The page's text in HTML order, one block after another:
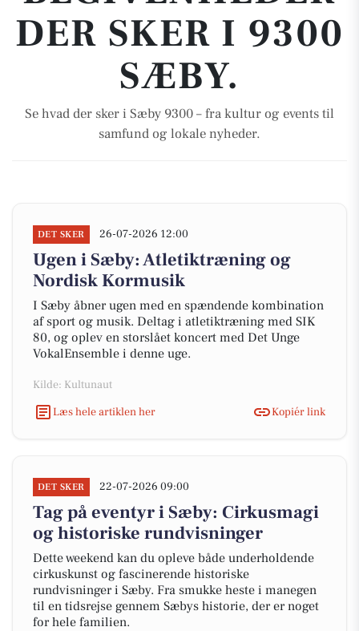
DER SKER I 9300
SÆBY.
Se hvad der sker i Sæby 9300 – fra kultur og events til
samfund og lokale nyheder.
DET SKER 26-07-2026 12:00
Ugen i Sæby: Atletiktræning og
Nordisk Kormusik
I Sæby åbner ugen med en spændende kombination
af sport og musik. Deltag i atletiktræning med SIK
80, og oplev en storslået koncert med Det Unge
VokalEnsemble i denne uge.
Kilde: Kultunaut
Læs hele artiklen her
Kopiér link
DET SKER 22-07-2026 09:00
Tag på eventyr i Sæby: Cirkusmagi
og historiske rundvisninger
Dette weekend kan du opleve både underholdende
cirkuskunst og fascinerende historiske
rundvisninger i Sæby. Fra smukke heste i manegen
til en tidsrejse gennem Sæbys historie, der er noget
for hele familien.